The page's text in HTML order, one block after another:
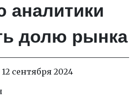
долю рынка
12 сентября 2024